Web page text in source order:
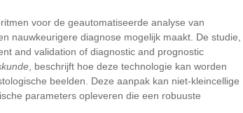
voor de geautomatiseerde analyse van
nauwkeurigere diagnose mogelijk maakt. De studie,
and validation of diagnostic and prognostic
, beschrijft hoe deze technologie kan worden
beelden. Deze aanpak kan niet-kleincellige
parameters opleveren die een robuuste